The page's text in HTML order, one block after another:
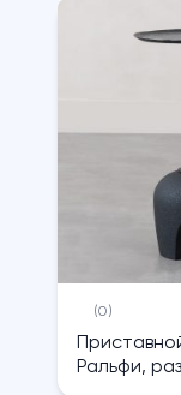
(0)
Ральфи,